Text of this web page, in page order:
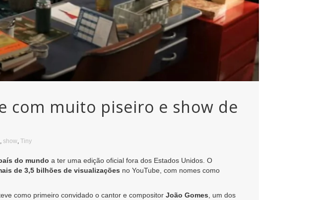
com muito piseiro e show de
, show, Tiny
do mundo a ter uma edição oficial fora dos Estados Unidos. O
de 3,5 bilhões de visualizações no YouTube, com nomes como
teve como primeiro convidado o cantor e compositor João Gomes , um dos